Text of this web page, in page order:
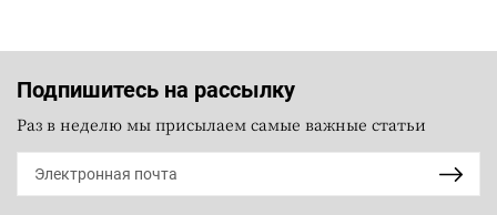
Подпишитесь на рассылку
Раз в неделю мы присылаем самые важные статьи